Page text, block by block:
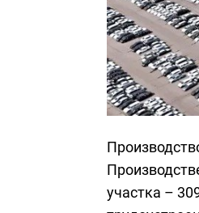
участка –